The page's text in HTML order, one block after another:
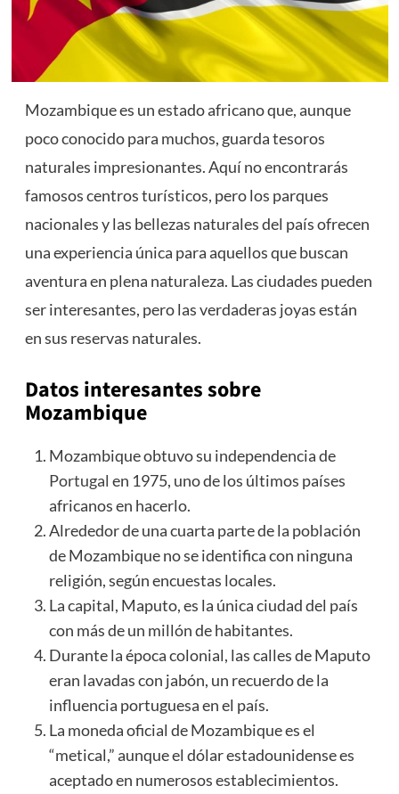
Mozambique es un estado africano que, aunque
poco conocido para muchos, guarda tesoros
naturales impresionantes. Aquí no encontrarás
famosos centros turísticos, pero los parques
nacionales y las bellezas naturales del país ofrecen
una experiencia única para aquellos que buscan
aventura en plena naturaleza. Las ciudades pueden
ser interesantes, pero las verdaderas joyas están
en sus reservas naturales.
Datos interesantes sobre
Mozambique
Mozambique obtuvo su independencia de
Portugal en 1975, uno de los últimos países
africanos en hacerlo.
Alrededor de una cuarta parte de la población
de Mozambique no se identifica con ninguna
religión, según encuestas locales.
La capital, Maputo, es la única ciudad del país
con más de un millón de habitantes.
Durante la época colonial, las calles de Maputo
eran lavadas con jabón, un recuerdo de la
influencia portuguesa en el país.
La moneda oficial de Mozambique es el
“metical,” aunque el dólar estadounidense es
aceptado en numerosos establecimientos.